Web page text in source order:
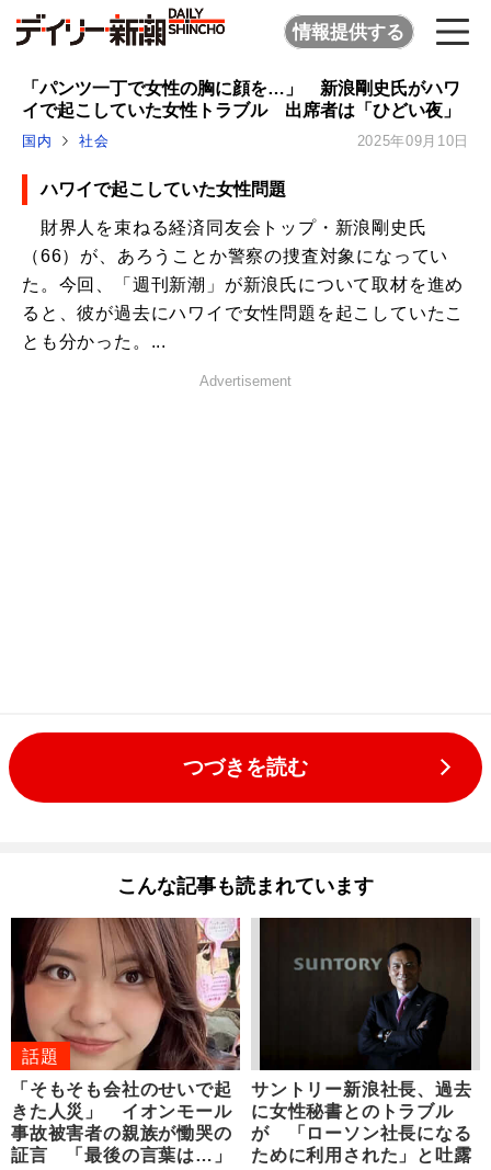
情報提供する
「パンツ一丁で女性の胸に顔を…」 新浪剛史氏がハワ
イで起こしていた女性トラブル 出席者は「ひどい夜」
国内 社会 2025年09月10日
ハワイで起こしていた女性問題
財界人を束ねる経済同友会トップ・新浪剛史氏
（66）が、あろうことか警察の捜査対象になってい
た。今回、「週刊新潮」が新浪氏について取材を進め
ると、彼が過去にハワイで女性問題を起こしていたこ
とも分かった。...
Advertisement
つづきを読む
こんな記事も読まれています
話題
「そもそも会社のせいで起
きた人災」 イオンモール
事故被害者の親族が慟哭の
証言 「最後の言葉は…」
サントリー新浪社長、過去
に女性秘書とのトラブル
が 「ローソン社長になる
ために利用された」と吐露